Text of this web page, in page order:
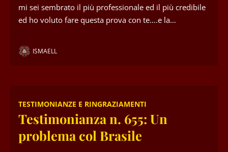
mi sei sembrato il più professionale ed il più credibile
ed ho voluto fare questa prova con te….e la…
ISMAELL
TESTIMONIANZE E RINGRAZIAMENTI
Testimonianza n. 655: Un
problema col Brasile